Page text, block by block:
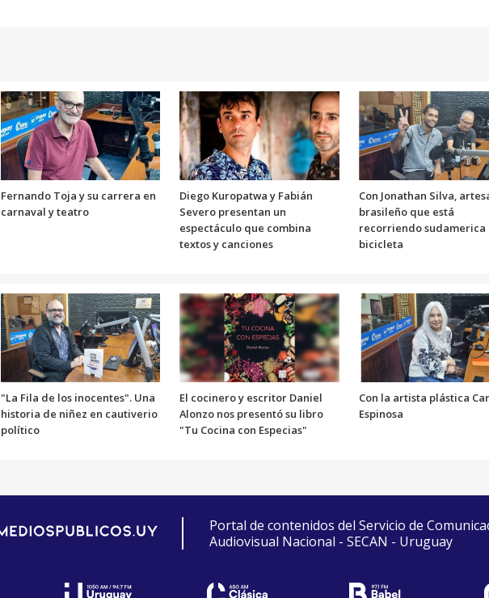
Fernando Toja y su carrera en
carnaval y teatro
Diego Kuropatwa y Fabián
Severo presentan un
espectáculo que combina
textos y canciones
Con Jonathan Silva,
brasileño que está
recorriendo sudamerica
bicicleta
"La Fila de los inocentes". Una
historia de niñez en cautiverio
político
El cocinero y escritor Daniel
Alonzo nos presentó su libro
"Tu Cocina con Especias"
Con la artista plástica
Espinosa
Portal de contenidos del Servicio de
Audiovisual Nacional - SECAN - Uruguay